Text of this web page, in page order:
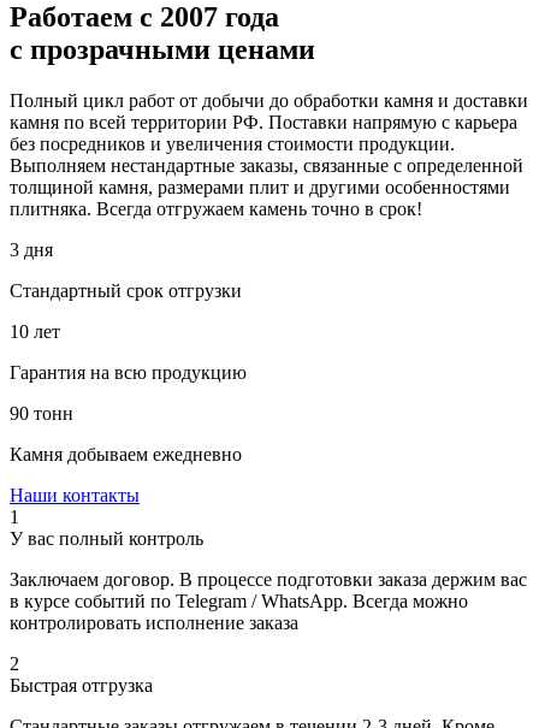
Работаем с 2007 года
с прозрачными ценами
Полный цикл работ от добычи до обработки камня и доставки
камня по всей территории РФ. Поставки напрямую с карьера
без посредников и увеличения стоимости продукции.
Выполняем нестандартные заказы, связанные с определенной
толщиной камня, размерами плит и другими особенностями
плитняка. Всегда отгружаем камень точно в срок!
3 дня
Стандартный срок отгрузки
10 лет
Гарантия на всю продукцию
90 тонн
Камня добываем ежедневно
Наши контакты
1
У вас полный контроль
Заключаем договор. В процессе подготовки заказа держим вас
в курсе событий по Telegram / WhatsApp. Всегда можно
контролировать исполнение заказа
2
Быстрая отгрузка